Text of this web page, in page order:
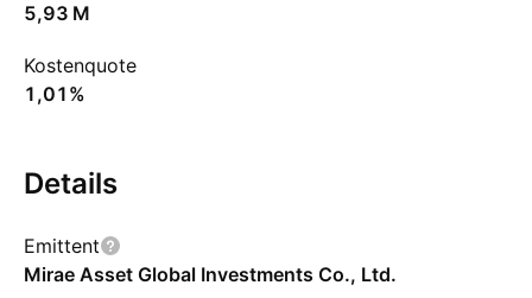
‪5,93 M‬
Kostenquote
1,01%
Details
Emittent
Mirae Asset Global Investments Co., Ltd.